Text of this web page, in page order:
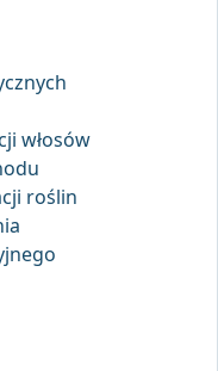
włosów
roślin